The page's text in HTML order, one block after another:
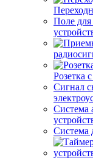
Поле для
Розетка
Сигнал
Система
Система